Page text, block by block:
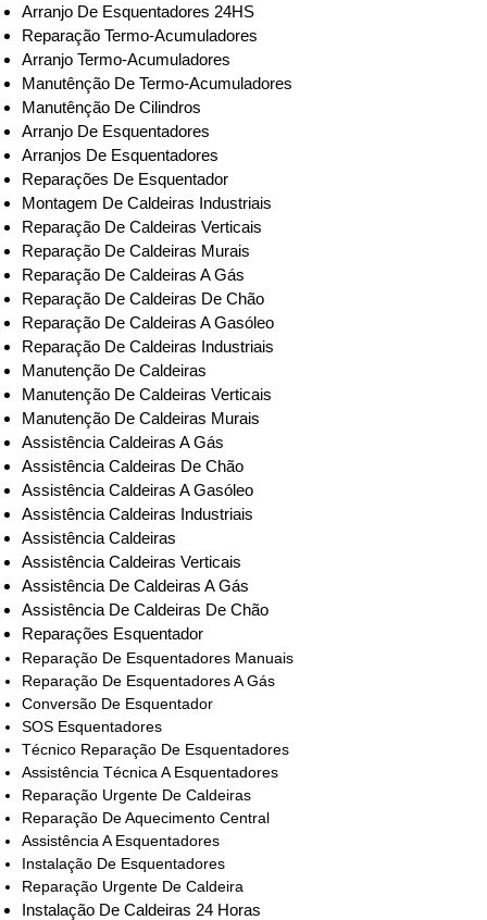
Arranjo De Esquentadores 24HS
Reparação Termo-Acumuladores
Arranjo Termo-Acumuladores
Manutênção De Termo-Acumuladores
Manutênção De Cilindros
Arranjo De Esquentadores
Arranjos De Esquentadores
Reparações De Esquentador
Montagem De Caldeiras Industriais
Reparação De Caldeiras Verticais
Reparação De Caldeiras Murais
Reparação De Caldeiras A Gás
Reparação De Caldeiras De Chão
Reparação De Caldeiras A Gasóleo
Reparação De Caldeiras Industriais
Manutenção De Caldeiras
Manutenção De Caldeiras Verticais
Manutenção De Caldeiras Murais
Assistência Caldeiras A Gás
Assistência Caldeiras De Chão
Assistência Caldeiras A Gasóleo
Assistência Caldeiras Industriais
Assistência Caldeiras
Assistência Caldeiras Verticais
Assistência De Caldeiras A Gás
Assistência De Caldeiras De Chão
Reparações Esquentador
Reparação De Esquentadores Manuais
Reparação De Esquentadores A Gás
Conversão De Esquentador
SOS Esquentadores
Técnico Reparação De Esquentadores
Assistência Técnica A Esquentadores
Reparação Urgente De Caldeiras
Reparação De Aquecimento Central
Assistência A Esquentadores
Instalação De Esquentadores
Reparação Urgente De Caldeira
Instalação De Caldeiras 24 Horas